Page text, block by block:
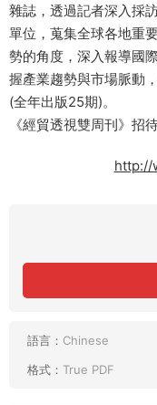
雜誌，透過記者深入採
單位，蒐集全球各地重
勢的角度，深入報導國
握產業趨勢與市場脈動
(全年出版25期)。
《經貿透視雙周刊》招
http://
語言： Chinese
格式： True PDF